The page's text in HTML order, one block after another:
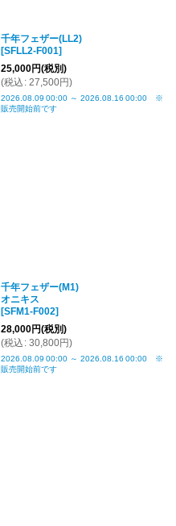
千年フェザー(LL2)
[SFLL2-F001]
25,000円(税別)
(税込 : 27,500円)
2026.08.09 00:00 ～ 2026.08.16 00:00 ※
販売開始前です
千年フェザー(M1)
オニキス
[SFM1-F002]
28,000円(税別)
(税込 : 30,800円)
2026.08.09 00:00 ～ 2026.08.16 00:00 ※
販売開始前です